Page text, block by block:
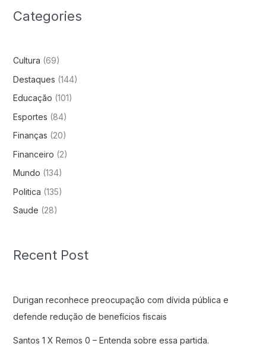
Categories
Cultura (69)
Destaques (144)
Educação (101)
Esportes (84)
Finanças (20)
Financeiro (2)
Mundo (134)
Politica (135)
Saude (28)
Recent Post
Durigan reconhece preocupação com dívida pública e
defende redução de benefícios fiscais
Santos 1 X Remos 0 – Entenda sobre essa partida.